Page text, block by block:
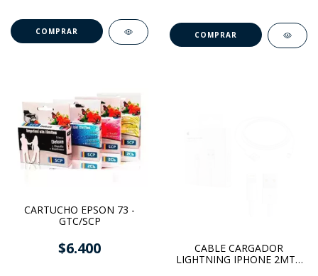
COMPRAR
CARTUCHO EPSON 73 -
GTC/SCP
$6.400
CABLE CARGADOR
LIGHTNING IPHONE 2MT -